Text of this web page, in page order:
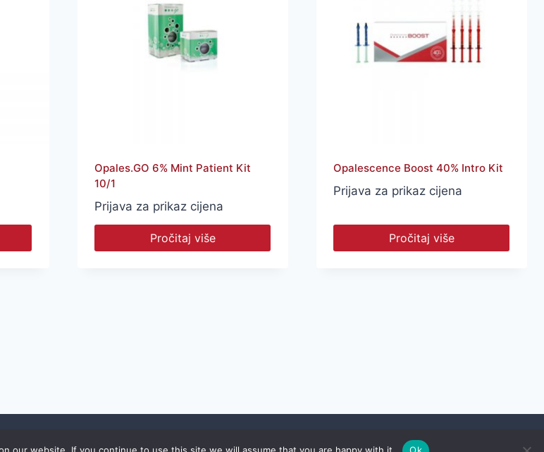
Opales.GO 6% Mint Patient Kit
10/1
Prijava za prikaz cijena
Pročitaj više
Opalescence Boost 40% Intro Kit
Prijava za prikaz cijena
Pročitaj više
Pravila poslovanja|Kontakt